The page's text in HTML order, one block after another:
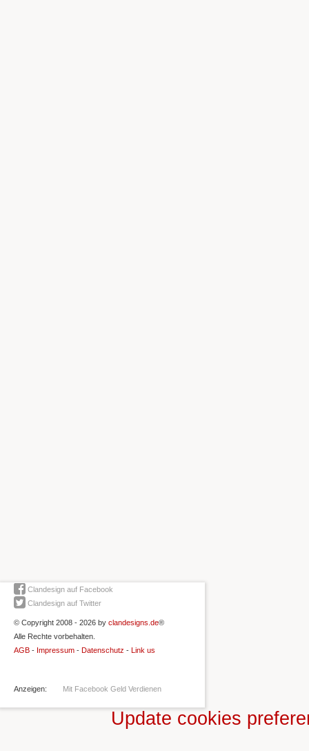
Clandesign auf Facebook
Clandesign auf Twitter
© Copyright 2008 - 2026 by clandesigns.de®
Alle Rechte vorbehalten.
AGB - Impressum - Datenschutz - Link us
Anzeigen: Mit Facebook Geld Verdienen
Update cookies